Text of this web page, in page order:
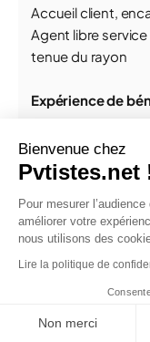
Accueil client,
Agent libre
tenue du rayon
Expérience de
XXXXXX-
France - De
Création du
marque ▸
Relations presse
Animation du blog
Bidibulle
Bienvenue chez
Pvtistes.net
Pour mesurer
améliorer votre
nous utilisons des
Lire la politique de
Non merci